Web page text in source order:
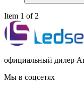
Item 1 of 2
официальный дилер
Мы в соцсетях